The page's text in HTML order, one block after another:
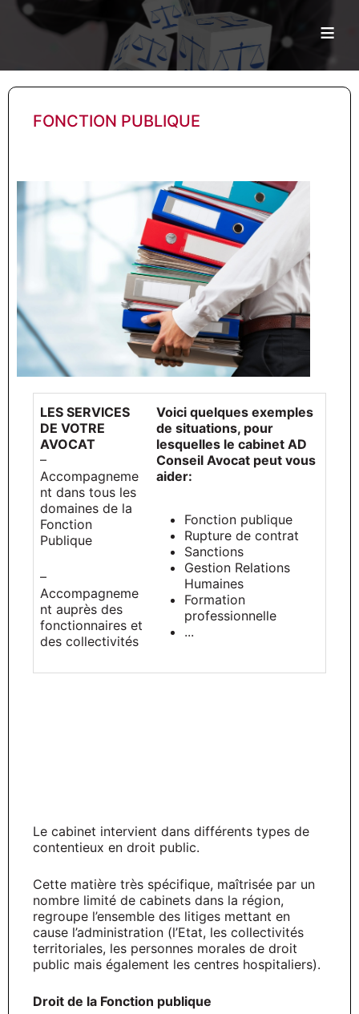
≡
FONCTION PUBLIQUE
LES SERVICES
DE VOTRE
AVOCAT
–
Accompagneme
nt dans tous les
domaines de la
Fonction
Publique
–
Accompagneme
nt auprès des
fonctionnaires et
des collectivités
Voici quelques exemples
de situations, pour
lesquelles le cabinet AD
Conseil Avocat peut vous
aider:
Fonction publique
Rupture de contrat
Sanctions
Gestion Relations
Humaines
Formation
professionnelle
...
Le cabinet intervient dans différents types de
contentieux en droit public.
Cette matière très spécifique, maîtrisée par un
nombre limité de cabinets dans la région,
regroupe l’ensemble des litiges mettant en
cause l’administration (l’Etat, les collectivités
territoriales, les personnes morales de droit
public mais également les centres hospitaliers).
Droit de la Fonction publique